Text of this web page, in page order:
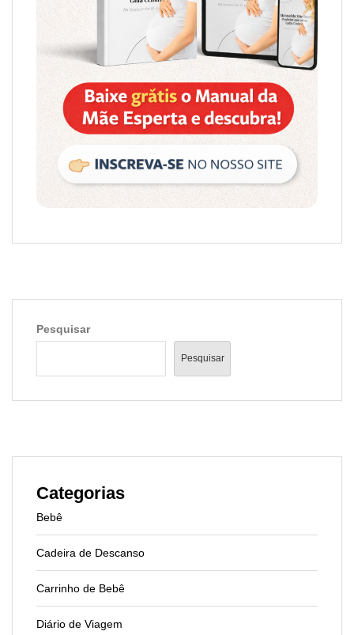
Pesquisar
Pesquisar
Categorias
Bebê
Cadeira de Descanso
Carrinho de Bebê
Diário de Viagem